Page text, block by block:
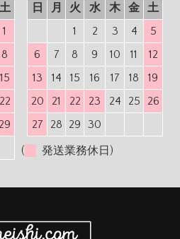
土
1
8
15
22
29
日
月 火 水 木 金
土
1
2 3 4
5
6
7 8 9 10 11
12
13
14 15 16 17 18
19
20
21 22 23 24 25
26
27
28 29 30
( 発送業務休日)